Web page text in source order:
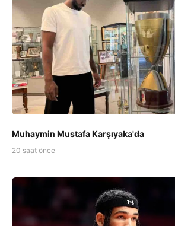
Muhaymin Mustafa Karşıyaka'da
20 saat önce